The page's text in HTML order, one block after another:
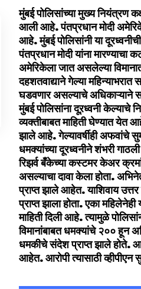
मुंबई पोलिसांच्या मुख्य नियंत्रण
आली आहे. पंतप्रधान मोदी
आहे. मुंबई पोलिसांनी या
पंतप्रधान मोदी यांना मारण्याचा
अमेरिकेला जात असलेल्या
दहशतवाद्याने गेल्या
घडवणार असल्याचे अधिकाऱ्याने
मुंबई पोलिसांना दूऱध्वनी
व्यक्तीबाबत माहिती घेण्यात येत
झाले आहे. गेल्यावर्षीही अफवांचे
धमक्यांच्या दूरध्वनीने शंभरी
रिझर्व बँकेच्या कस्टमर केअर
असल्याचा दावा केला होता.
प्राप्त झाले आहेत. याशिवाय
प्राप्त झाला होता. एका
माहिती दिली आहे. त्यामुळे
विमानांबाबत धमक्यांचे २०० हून
धमकीचे संदेश प्राप्त झाले होते.
आहेत. आरोपी त्यासाठी